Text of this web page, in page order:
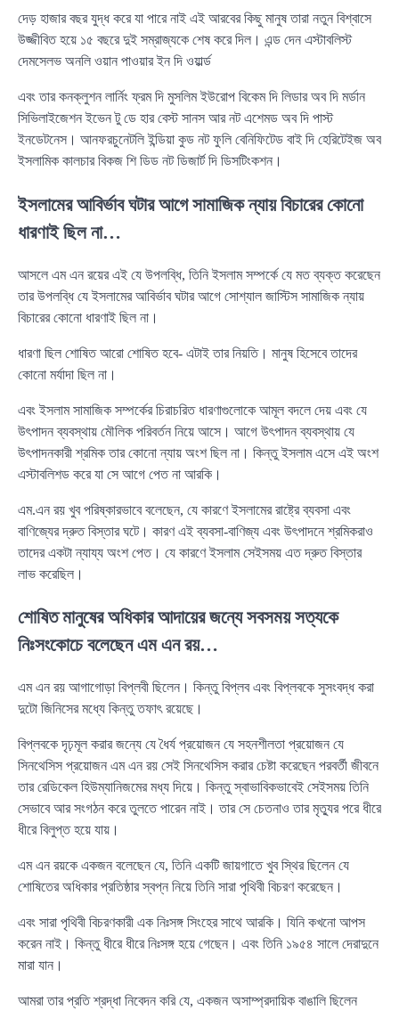
দেড় হাজার বছর যুদ্ধ করে যা পারে নাই এই আরবের কিছু মানুষ তারা নতুন বিশ্বাসে
উজ্জীবিত হয়ে ১৫ বছরে দুই সম্রাজ্যকে শেষ করে দিল। এন্ড দেন এস্টাবলিস্ট
দেমসেলভ অনলি ওয়ান পাওয়ার ইন দি ওয়ার্ল্ড
এবং তার কনক্লুশন লার্নিং ফ্রম দি মুসলিম ইউরোপ বিকেম দি লিডার অব দি মর্ডান
সিভিলাইজেশন ইভেন টু ডে হার বেস্ট সানস আর নট এশেমড অব দি পাস্ট
ইনডেটনেস। আনফরচুনেটলি ইন্ডিয়া কুড নট ফুলি বেনিফিটেড বাই দি হেরিটেইজ অব
ইসলামিক কালচার বিকজ শি ডিড নট ডিজার্ট দি ডিসটিংকশন।
ইসলামের আবির্ভাব ঘটার আগে সামাজিক ন্যায় বিচারের কোনো
ধারণাই ছিল না…
আসলে এম এন রয়ের এই যে উপলব্ধি, তিনি ইসলাম সম্পর্কে যে মত ব্যক্ত করেছেন
তার উপলব্ধি যে ইসলামের আবির্ভাব ঘটার আগে সোশ্যাল জাস্টিস সামাজিক ন্যায়
বিচারের কোনো ধারণাই ছিল না।
ধারণা ছিল শোষিত আরো শোষিত হবে- এটাই তার নিয়তি। মানুষ হিসেবে তাদের
কোনো মর্যাদা ছিল না।
এবং ইসলাম সামাজিক সম্পর্কের চিরাচরিত ধারণাগুলোকে আমূল বদলে দেয় এবং যে
উৎপাদন ব্যবস্থায় মৌলিক পরিবর্তন নিয়ে আসে। আগে উৎপাদন ব্যবস্থায় যে
উৎপাদনকারী শ্রমিক তার কোনো ন্যায় অংশ ছিল না। কিন্তু ইসলাম এসে এই অংশ
এস্টাবলিশড করে যা সে আগে পেত না আরকি।
এম.এন রয় খুব পরিষ্কারভাবে বলেছেন, যে কারণে ইসলামের রাষ্ট্রে ব্যবসা এবং
বাণিজ্যের দ্রুত বিস্তার ঘটে। কারণ এই ব্যবসা-বাণিজ্য এবং উৎপাদনে শ্রমিকরাও
তাদের একটা ন্যায্য অংশ পেত। যে কারণে ইসলাম সেইসময় এত দ্রুত বিস্তার
লাভ করেছিল।
শোষিত মানুষের অধিকার আদায়ের জন্যে সবসময় সত্যকে
নিঃসংকোচে বলেছেন এম এন রয়…
এম এন রয় আগাগোড়া বিপ্লবী ছিলেন। কিন্তু বিপ্লব এবং বিপ্লবকে সুসংবদ্ধ করা
দুটো জিনিসের মধ্যে কিন্তু তফাৎ রয়েছে।
বিপ্লবকে দৃঢ়মূল করার জন্যে যে ধৈর্য প্রয়োজন যে সহনশীলতা প্রয়োজন যে
সিনথেসিস প্রয়োজন এম এন রয় সেই সিনথেসিস করার চেষ্টা করেছেন পরবর্তী জীবনে
তার রেডিকেল হিউম্যানিজমের মধ্য দিয়ে। কিন্তু স্বাভাবিকভাবেই সেইসময় তিনি
সেভাবে আর সংগঠন করে তুলতে পারেন নাই। তার সে চেতনাও তার মৃত্যুর পরে ধীরে
ধীরে বিলুপ্ত হয়ে যায়।
এম এন রয়কে একজন বলেছেন যে, তিনি একটি জায়গাতে খুব স্থির ছিলেন যে
শোষিতের অধিকার প্রতিষ্ঠার স্বপ্ন নিয়ে তিনি সারা পৃথিবী বিচরণ করেছেন।
এবং সারা পৃথিবী বিচরণকারী এক নিঃসঙ্গ সিংহের সাথে আরকি। যিনি কখনো আপস
করেন নাই। কিন্তু ধীরে ধীরে নিঃসঙ্গ হয়ে গেছেন। এবং তিনি ১৯৫৪ সালে দেরাদুনে
মারা যান।
আমরা তার প্রতি শ্রদ্ধা নিবেদন করি যে, একজন অসাম্প্রদায়িক বাঙালি ছিলেন